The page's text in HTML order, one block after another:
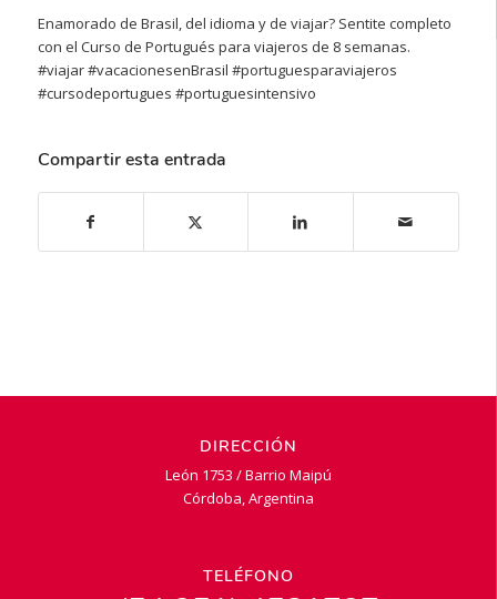
Enamorado de Brasil, del idioma y de viajar? Sentite completo
con el Curso de Portugués para viajeros de 8 semanas.
#viajar #vacacionesenBrasil #portuguesparaviajeros
#cursodeportugues #portuguesintensivo
Compartir esta entrada
DIRECCIÓN
León 1753 / Barrio Maipú
Córdoba, Argentina
TELÉFONO